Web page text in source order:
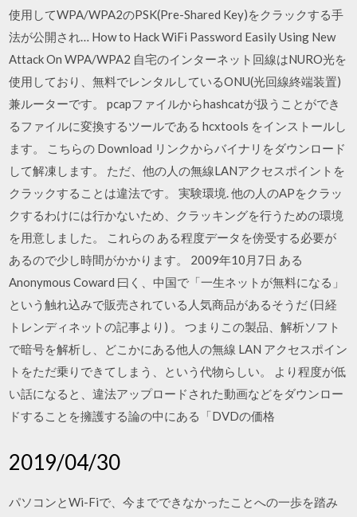
使用してWPA/WPA2のPSK(Pre-Shared Key)をクラックする手
法が公開され… How to Hack WiFi Password Easily Using New
Attack On WPA/WPA2 自宅のインターネット回線はNURO光を
使用しており、無料でレンタルしているONU(光回線終端装置)
兼ルーターです。 pcapファイルからhashcatが扱うことができ
るファイルに変換するツールである hcxtools をインストールし
ます。 こちらの Download リンクからバイナリをダウンロード
して解凍します。 ただ、他の人の無線LANアクセスポイントを
クラックすることは違法です。 実験環境. 他の人のAPをクラッ
クするわけには行かないため、クラッキングを行うための環境
を用意しました。 これらの ある程度データを傍受する必要が
あるので少し時間がかかります。 2009年10月7日 ある
Anonymous Coward 曰く、中国で「一生ネットが無料になる」
という触れ込みで販売されている人気商品があるそうだ (日経
トレンディネットの記事より) 。 つまりこの製品、解析ソフト
で暗号を解析し、どこかにある他人の無線 LAN アクセスポイン
トをただ乗りできてしまう、という代物らしい。 より程度が低
い話になると、違法アップロードされた動画などをダウンロー
ドすることを擁護する論の中にある「DVDの価格
2019/04/30
パソコンとWi-Fiで、今までできなかったことへの一歩を踏み